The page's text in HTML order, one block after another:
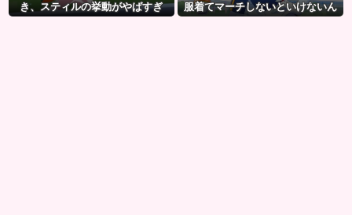
き、スティルの挙動がやばすぎ
服着てマーチしないといけないん